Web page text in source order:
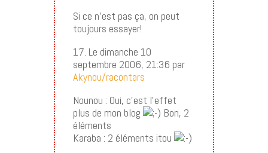
Si ce n’est pas ça, on peut
toujours essayer!
17. Le dimanche 10
septembre 2006, 21:36 par
Akynou/racontars
Nounou : Oui, c’est l’effet
plus de mon blog
Bon, 2
éléments
Karaba : 2 éléments itou